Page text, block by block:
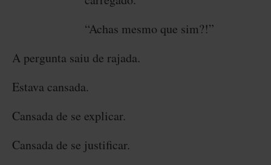
“Achas mesmo que sim?!”
A pergunta saiu de rajada.
Estava cansada.
Cansada de se explicar.
Cansada de se justificar.